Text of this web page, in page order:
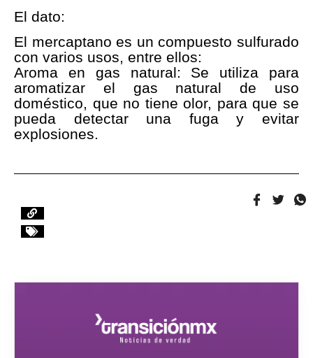
El dato:
El mercaptano es un compuesto sulfurado
con varios usos, entre ellos:
Aroma en gas natural: Se utiliza para
aromatizar el gas natural de uso
doméstico, que no tiene olor, para que se
pueda detectar una fuga y evitar
explosiones.